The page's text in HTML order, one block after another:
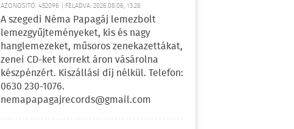
AZONOSÍTÓ: 452096 | FELADVA: 2026.08.06, 13:28
A szegedi Néma Papagáj lemezbolt
lemezgyűjteményeket, kis és nagy
hanglemezeket, műsoros zenekazettákat,
zenei CD-ket korrekt áron vásárolna
készpénzért. Kiszállási díj nélkül. Telefon:
0630 230-1076.
nemapapagajrecords@gmail.com